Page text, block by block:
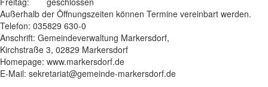
Außerhalb der Öffnungszeiten können Termine vereinbart werden.
Telefon: 035829 630-0
Anschrift: Gemeindeverwaltung Markersdorf,
Kirchstraße 3, 02829 Markersdorf
Homepage: www.markersdorf.de
E-Mail: sekretariat@gemeinde-markersdorf.de